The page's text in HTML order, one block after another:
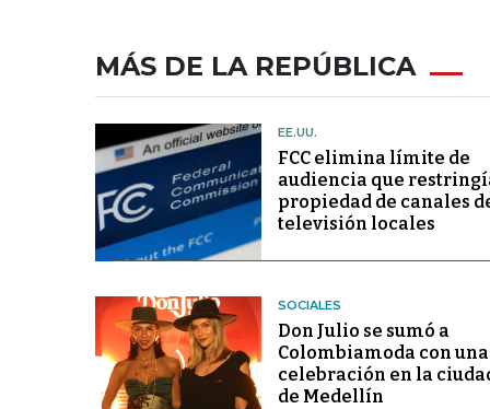
MÁS DE LA REPÚBLICA
EE.UU.
FCC elimina límite de
audiencia que
propiedad de canales
televisión locales
SOCIALES
Don Julio se sumó a
Colombiamoda con una
celebración en la
de Medellín